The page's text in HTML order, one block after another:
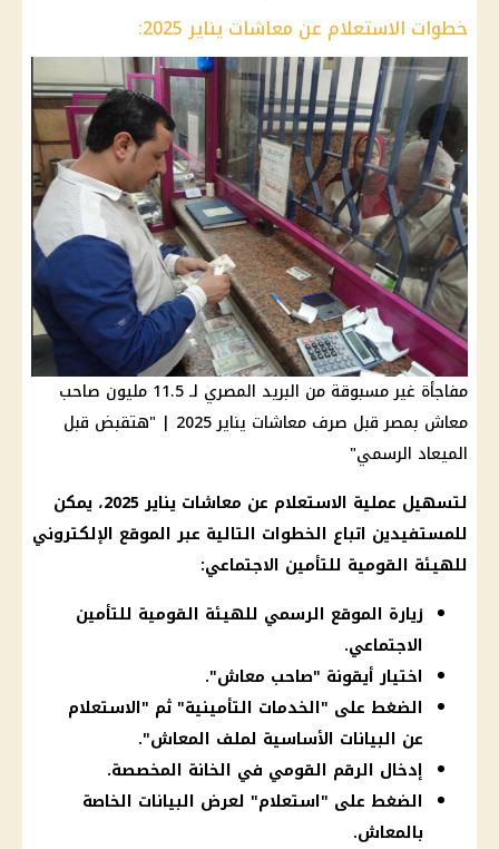
خطوات الاستعلام عن معاشات يناير 2025:
مفاجأة غير مسبوقة من البريد المصري لـ 11.5 مليون صاحب
معاش بمصر قبل صرف معاشات يناير 2025 | "هتقبض قبل
الميعاد الرسمي"
لتسهيل عملية الاستعلام عن معاشات يناير 2025
، يمكن
للمستفيدين اتباع الخطوات التالية عبر الموقع الإلكتروني
للهيئة القومية للتأمين الاجتماعي:
زيارة الموقع الرسمي للهيئة القومية للتأمين
الاجتماعي.
اختيار أيقونة "صاحب معاش".
الضغط على "الخدمات التأمينية" ثم "الاستعلام
عن البيانات الأساسية لملف المعاش".
إدخال الرقم القومي في الخانة المخصصة.
الضغط على "استعلام" لعرض البيانات الخاصة
بالمعاش.